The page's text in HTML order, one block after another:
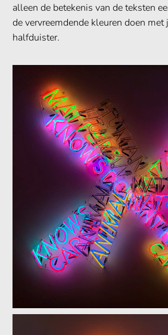
alleen de betekenis van de teksten
de vervreemdende kleuren doen
halfduister.